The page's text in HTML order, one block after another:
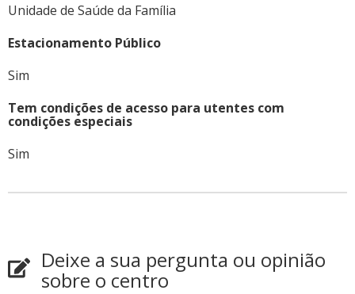
Unidade de Saúde da Família
Estacionamento Público
Sim
Tem condições de acesso para utentes com
condições especiais
Sim
Deixe a sua pergunta ou opinião
sobre o centro